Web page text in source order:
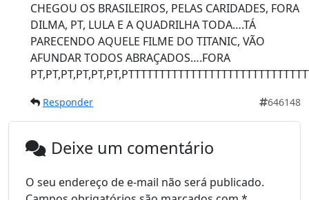
CHEGOU OS BRASILEIROS, PELAS CARIDADES, FORA
DILMA, PT, LULA E A QUADRILHA TODA….TÁ
PARECENDO AQUELE FILME DO TITANIC, VÃO
AFUNDAR TODOS ABRAÇADOS….FORA
Responder 646148
Deixe um comentário
O seu endereço de e-mail não será publicado.